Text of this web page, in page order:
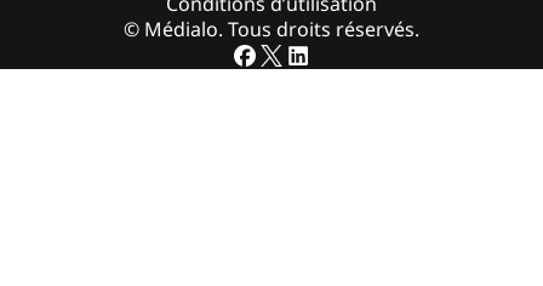
© Médialo. Tous droits réservés.